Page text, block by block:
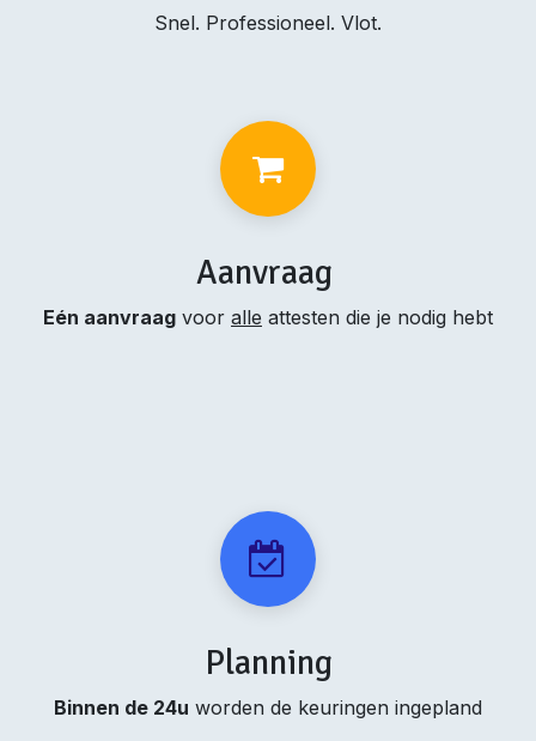
Snel. Professioneel. Vlot.
Aanvraag
Eén aanvraag voor alle attesten die je nodig hebt
Planning
Binnen de 24u worden de keuringen ingepland